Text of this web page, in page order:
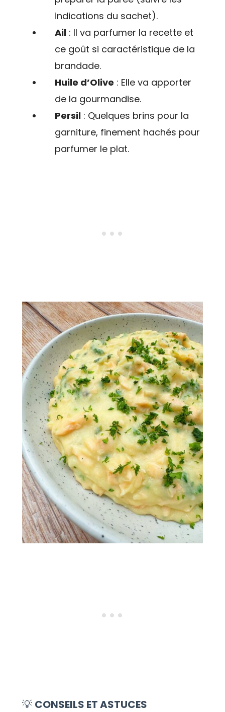
indications du sachet).
Ail : Il va parfumer la recette et
ce goût si caractéristique de la
brandade.
Huile d’Olive : Elle va apporter
de la gourmandise.
Persil : Quelques brins pour la
garniture, finement hachés pour
parfumer le plat.
💡 CONSEILS ET ASTUCES